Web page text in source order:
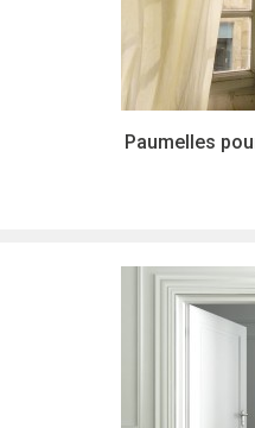
Paumelles